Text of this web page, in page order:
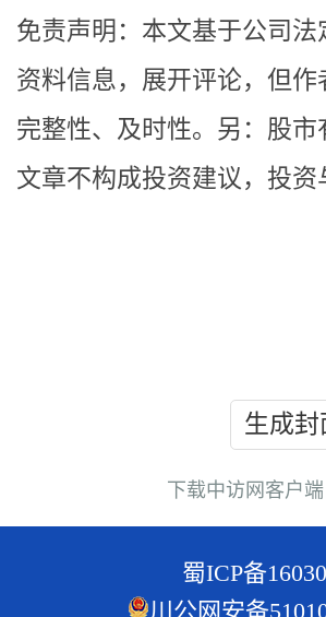
免责声明：本文基于公司
资料信息，展开评论，但
完整性、及时性。另：股
文章不构成投资建议，投
生成封
下载中访网客户
蜀ICP备
川公网安备